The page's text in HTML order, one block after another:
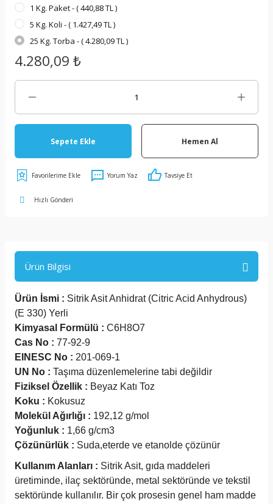
1 Kg. Paket - ( 440,88 TL )
5 Kg. Koli - ( 1.427,49 TL )
25 Kg. Torba - ( 4.280,09 TL )
4.280,09 ₺
Sepete Ekle Hemen Al
Yorum Yaz Tavsiye Et
Hızlı Gönderi
Ürün Bilgisi
Ürün İsmi : Sitrik Asit Anhidrat (Citric Acid Anhydrous)
(E 330) Yerli
Kimyasal Formülü : C6H8O7
Cas No : 77-92-9
EINESC No : 201-069-1
UN No : Taşıma düzenlemelerine tabi değildir
Fiziksel Özellik : Beyaz Katı Toz
Koku : Kokusuz
Molekül Ağırlığı : 192,12 g/mol
Yoğunluk : 1,66 g/cm3
Çözünürlük : Suda,eterde ve etanolde çözünür
Kullanım Alanları : Sitrik Asit, gıda maddeleri
üretiminde, ilaç sektöründe, metal sektöründe ve tekstil
sektöründe kullanılır. Bir çok prosesin genel ham madde